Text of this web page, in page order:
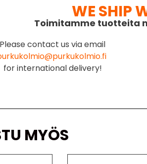
WE SHIP
Toimitamme tuotteita
Please contact us via email
for international delivery!
MYÖS